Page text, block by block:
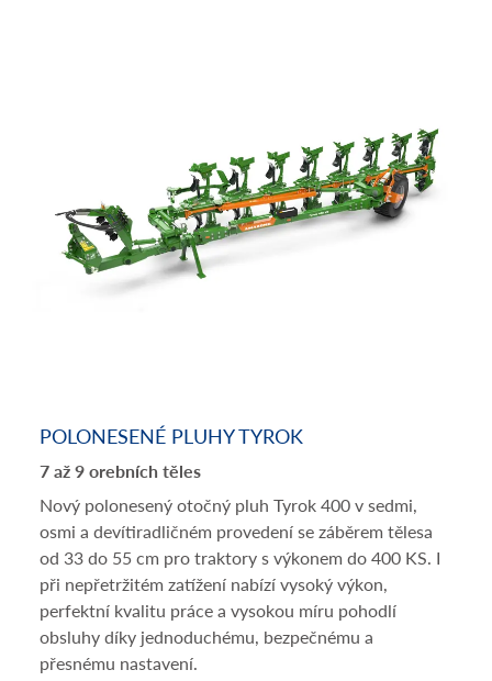
POLONESENÉ PLUHY TYROK
7 až 9 orebních těles
Nový polonesený otočný pluh Tyrok 400 v sedmi,
osmi a devítiradličném provedení se záběrem tělesa
od 33 do 55 cm pro traktory s výkonem do 400 KS. I
při nepřetržitém zatížení nabízí vysoký výkon,
perfektní kvalitu práce a vysokou míru pohodlí
obsluhy díky jednoduchému, bezpečnému a
přesnému nastavení.